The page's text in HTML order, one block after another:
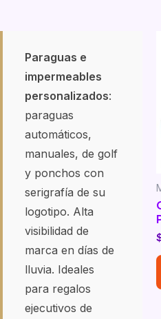
Paraguas e
impermeables
personalizados:
paraguas
automáticos,
manuales, de golf
y ponchos con
serigrafía de su
logotipo. Alta
visibilidad de
marca en días de
lluvia. Ideales
para regalos
ejecutivos de